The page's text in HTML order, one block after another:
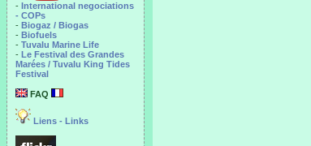
- International negociations
- COPs
- Biogaz / Biogas
- Biofuels
- Tuvalu Marine Life
- Le Festival des Grandes
Marées / Tuvalu King Tides
Festival
FAQ
Liens - Links